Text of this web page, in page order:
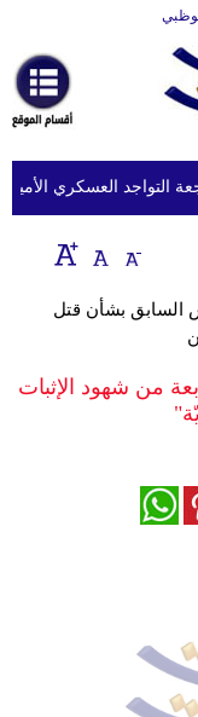
أخبارعاجلة
رياضة
ثقافة
إقتصاد
وموسيقى
أزياء
التواجد العسكري
السابق بشأن قتل
من شهود الإثبات